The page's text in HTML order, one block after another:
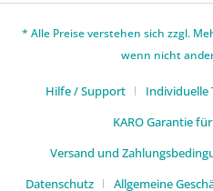
* Alle Preise verstehen sich zzgl.
wenn nicht
Hilfe / Support Individuelle
KARO Garantie
Versand und
Datenschutz
Allgemeine